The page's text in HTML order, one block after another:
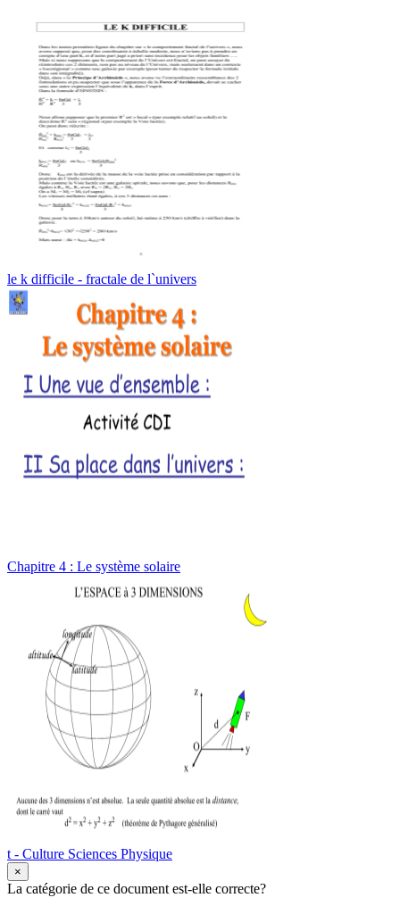
le k difficile - fractale de l`univers
Chapitre 4 : Le système solaire
t - Culture Sciences Physique
×
La catégorie de ce document est-elle correcte?